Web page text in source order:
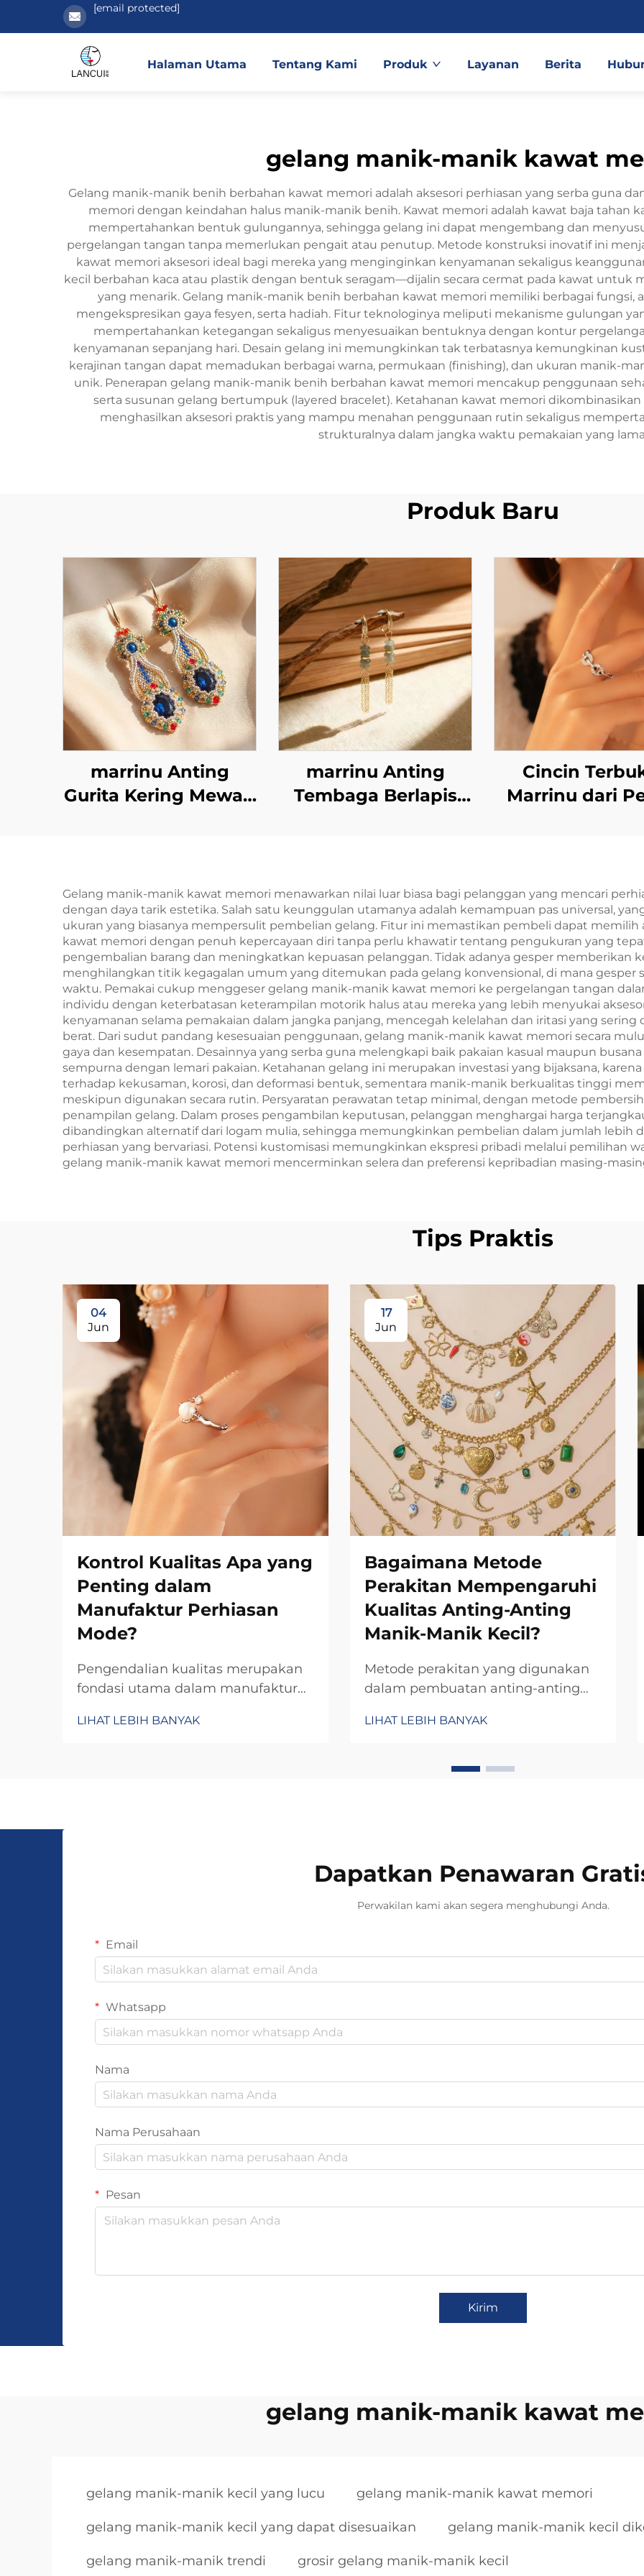
[email protected]
Halaman Utama Tentang Kami Produk Layanan Berita
gelang manik-manik kawat
Gelang manik-manik benih berbahan kawat memori adalah aksesori perhiasan yang serba guna
memori dengan keindahan halus manik-manik benih. Kawat memori adalah kawat baja tahan
mempertahankan bentuk gulungannya, sehingga gelang ini dapat mengembang dan
pergelangan tangan tanpa memerlukan pengait atau penutup. Metode konstruksi inovatif ini
kawat memori aksesori ideal bagi mereka yang menginginkan kenyamanan sekaligus
kecil berbahan kaca atau plastik dengan bentuk seragam—dijalin secara cermat pada kawat untuk
yang menarik. Gelang manik-manik benih berbahan kawat memori memiliki berbagai fungsi,
mengekspresikan gaya fesyen, serta hadiah. Fitur teknologinya meliputi mekanisme gulungan
mempertahankan ketegangan sekaligus menyesuaikan bentuknya dengan kontur
kenyamanan sepanjang hari. Desain gelang ini memungkinkan tak terbatasnya kemungkinan
kerajinan tangan dapat memadukan berbagai warna, permukaan (finishing), dan ukuran manik-
unik. Penerapan gelang manik-manik benih berbahan kawat memori mencakup penggunaan
serta susunan gelang bertumpuk (layered bracelet). Ketahanan kawat memori
menghasilkan aksesori praktis yang mampu menahan penggunaan rutin sekaligus
strukturalnya dalam jangka waktu pemakaian yang
Produk Baru
marrinu Anting
Gurita Kering Mewah
MZ001
marrinu Anting
Tembaga Berlapis
Cincin
Marrinu dari
BXRAG004)
Gelang manik-manik kawat memori menawarkan nilai luar biasa bagi pelanggan yang mencari
dengan daya tarik estetika. Salah satu keunggulan utamanya adalah kemampuan pas universal,
ukuran yang biasanya mempersulit pembelian gelang. Fitur ini memastikan pembeli dapat
kawat memori dengan penuh kepercayaan diri tanpa perlu khawatir tentang pengukuran yang
pengembalian barang dan meningkatkan kepuasan pelanggan. Tidak adanya gesper memberikan
menghilangkan titik kegagalan umum yang ditemukan pada gelang konvensional, di mana gesper
waktu. Pemakai cukup menggeser gelang manik-manik kawat memori ke pergelangan tangan
individu dengan keterbatasan keterampilan motorik halus atau mereka yang lebih menyukai
kenyamanan selama pemakaian dalam jangka panjang, mencegah kelelahan dan iritasi yang
berat. Dari sudut pandang kesesuaian penggunaan, gelang manik-manik kawat memori secara
gaya dan kesempatan. Desainnya yang serba guna melengkapi baik pakaian kasual maupun
sempurna dengan lemari pakaian. Ketahanan gelang ini merupakan investasi yang bijaksana,
terhadap kekusaman, korosi, dan deformasi bentuk, sementara manik-manik berkualitas tinggi
meskipun digunakan secara rutin. Persyaratan perawatan tetap minimal, dengan metode
penampilan gelang. Dalam proses pengambilan keputusan, pelanggan menghargai harga
dibandingkan alternatif dari logam mulia, sehingga memungkinkan pembelian dalam jumlah lebih
perhiasan yang bervariasi. Potensi kustomisasi memungkinkan ekspresi pribadi melalui pemilihan
gelang manik-manik kawat memori mencerminkan selera dan preferensi kepribadian masing-
Tips Praktis
04
Jun
Kontrol Kualitas Apa yang
Penting dalam
Manufaktur Perhiasan
Mode?
Pengendalian kualitas merupakan
fondasi utama dalam manufaktur
menentukan apakah sebuah
LIHAT LEBIH BANYAK
17
Jun
Bagaimana Metode
Perakitan Mempengaruhi
Kualitas Anting-Anting
Manik-Manik Kecil?
Metode perakitan yang digunakan
dalam pembuatan anting-anting
sebagai penentu dasar terhadap
dan daya tarik estetika produk
menghubungkan,...
LIHAT LEBIH BANYAK
Dapatkan Penawaran
Perwakilan kami akan segera menghubungi Anda.
Email
Whatsapp
Nama
Nama Perusahaan
Pesan
Kirim
gelang manik-manik kawat
gelang manik-manik kecil yang lucu gelang manik-manik kawat memori
gelang manik-manik kecil yang dapat disesuaikan gelang manik-manik kecil
gelang manik-manik trendi grosir gelang manik-manik kecil